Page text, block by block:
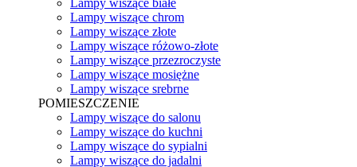
Lampy wiszące chrom
Lampy wiszące złote
Lampy wiszące różowo-złote
Lampy wiszące przezroczyste
Lampy wiszące mosiężne
Lampy wiszące srebrne
POMIESZCZENIE
Lampy wiszące do salonu
Lampy wiszące do kuchni
Lampy wiszące do sypialni
Lampy wiszące do jadalni